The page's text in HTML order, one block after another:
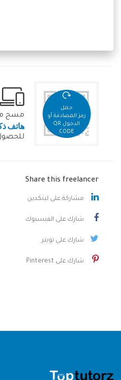
حمل
رمز المصادقة أو
الدخول QR
CODE
مسح
هاتف
Share this freelancer
مشاركة على لينكدين
شارك على الفيسبوك
شارك على تويتر
شارك على Pinterest